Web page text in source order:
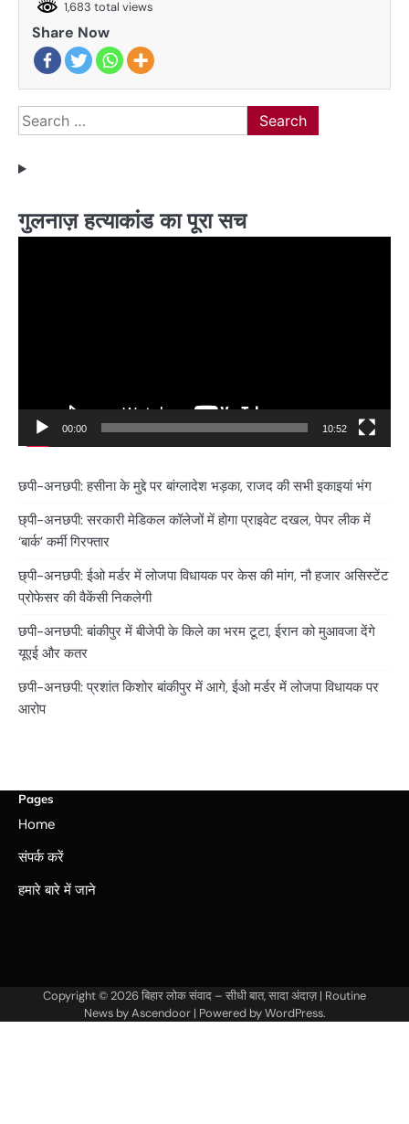
1,683 total views
Share Now
Search
for:
गुलनाज़ हत्याकांड का पूरा सच
00:00 10:52
छपी-अनछपी: हसीना के मुद्दे पर बांग्लादेश भड़का, राजद की सभी इकाइयां भंग
छ्पी-अनछपी: सरकारी मेडिकल कॉलेजों में होगा प्राइवेट दखल, पेपर लीक में
‘बार्क’ कर्मी गिरफ्तार
छ्पी-अनछपी: ईओ मर्डर में लोजपा विधायक पर केस की मांग, नौ हजार असिस्टेंट
प्रोफेसर की वैकेंसी निकलेगी
छपी-अनछपी: बांकीपुर में बीजेपी के किले का भरम टूटा, ईरान को मुआवजा देंगे
यूएई और कतर
छपी-अनछपी: प्रशांत किशोर बांकीपुर में आगे, ईओ मर्डर में लोजपा विधायक पर
आरोप
Pages
Home
संपर्क करें
हमारे बारे में जाने
Copyright © 2026बिहार लोक संवाद – सीधी बात, सादा अंदाज़| Routine
News byAscendoor| Powered byWordPress.